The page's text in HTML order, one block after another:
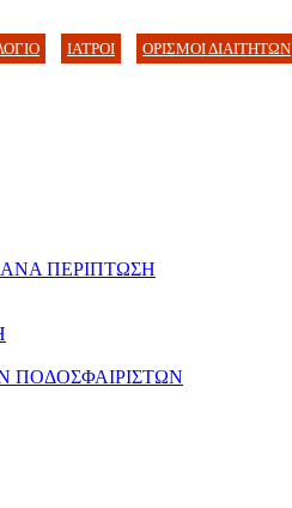
ΙΑΤΡΟΙ ΟΡΙΣΜΟΙ ΔΙΑΙΤΗΤΩΝ
ΠΕΡΙΠΤΩΣΗ
ΠΟΔΟΣΦΑΙΡΙΣΤΩΝ